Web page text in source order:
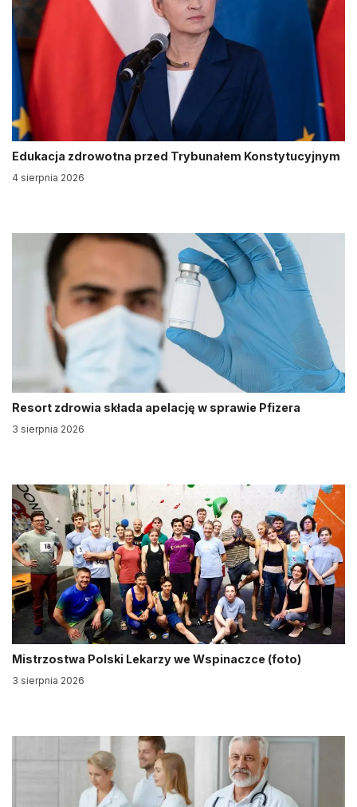
Edukacja zdrowotna przed Trybunałem Konstytucyjnym
4 sierpnia 2026
Resort zdrowia składa apelację w sprawie Pfizera
3 sierpnia 2026
Mistrzostwa Polski Lekarzy we Wspinaczce (foto)
3 sierpnia 2026